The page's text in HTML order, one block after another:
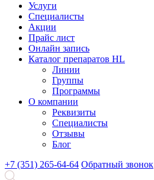
Услуги
Специалисты
Акции
Прайс лист
Онлайн запись
Каталог препаратов HL
Линии
Группы
Программы
О компании
Реквизиты
Специалисты
Отзывы
Блог
+7 (351) 265-64-64 Обратный звонок